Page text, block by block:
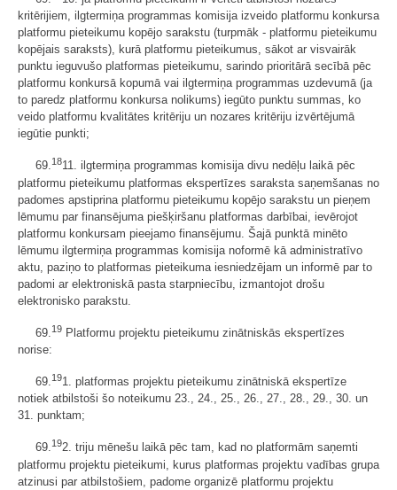
kritērijiem, ilgtermiņa programmas komisija izveido platformu konkursa
platformu pieteikumu kopējo sarakstu (turpmāk - platformu pieteikumu
kopējais saraksts), kurā platformu pieteikumus, sākot ar visvairāk
punktu ieguvušo platformas pieteikumu, sarindo prioritārā secībā pēc
platformu konkursā kopumā vai ilgtermiņa programmas uzdevumā (ja
to paredz platformu konkursa nolikums) iegūto punktu summas, ko
veido platformu kvalitātes kritēriju un nozares kritēriju izvērtējumā
iegūtie punkti;
69.1811. ilgtermiņa programmas komisija divu nedēļu laikā pēc
platformu pieteikumu platformas ekspertīzes saraksta saņemšanas no
padomes apstiprina platformu pieteikumu kopējo sarakstu un pieņem
lēmumu par finansējuma piešķiršanu platformas darbībai, ievērojot
platformu konkursam pieejamo finansējumu. Šajā punktā minēto
lēmumu ilgtermiņa programmas komisija noformē kā administratīvo
aktu, paziņo to platformas pieteikuma iesniedzējam un informē par to
padomi ar elektroniskā pasta starpniecību, izmantojot drošu
elektronisko parakstu.
69. 19 Platformu projektu pieteikumu zinātniskās ekspertīzes
norise:
69.191. platformas projektu pieteikumu zinātniskā ekspertīze
notiek atbilstoši šo noteikumu 23., 24., 25., 26., 27., 28., 29., 30. un
31. punktam;
69.192. triju mēnešu laikā pēc tam, kad no platformām saņemti
platformu projektu pieteikumi, kurus platformas projektu vadības grupa
atzinusi par atbilstošiem, padome organizē platformu projektu